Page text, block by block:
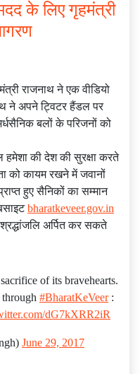
के लिए गृहमंत्री
राजनाथ ने एक वीडियो
ने अपने ट्विटर हैंडल पर
बलों के परिजनों को
हमेशा की देश की सुरक्षा करते
को कायम रखने में जवानों
हुए सैनिकों का सम्मान
bharatkeveer.gov.in
अर्पित कर सकते
of its bravehearts.
#BharatKeVeer:
dG7kXRR2iR
June 29, 2017